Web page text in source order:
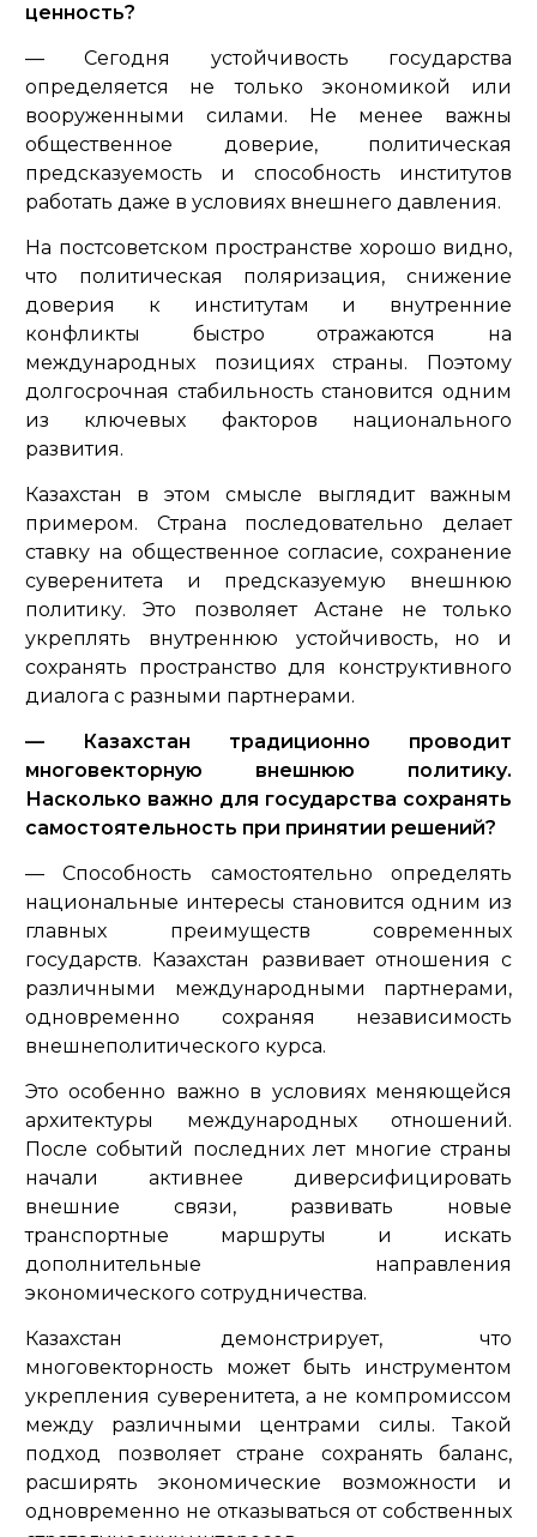
ценность?
— Сегодня устойчивость государства
определяется не только экономикой или
вооруженными силами. Не менее важны
общественное доверие, политическая
предсказуемость и способность институтов
работать даже в условиях внешнего давления.
На постсоветском пространстве хорошо видно,
что политическая поляризация, снижение
доверия к институтам и внутренние
конфликты быстро отражаются на
международных позициях страны. Поэтому
долгосрочная стабильность становится одним
из ключевых факторов национального
развития.
Казахстан в этом смысле выглядит важным
примером. Страна последовательно делает
ставку на общественное согласие, сохранение
суверенитета и предсказуемую внешнюю
политику. Это позволяет Астане не только
укреплять внутреннюю устойчивость, но и
сохранять пространство для конструктивного
диалога с разными партнерами.
— Казахстан традиционно проводит
многовекторную внешнюю политику.
Насколько важно для государства сохранять
самостоятельность при принятии решений?
— Способность самостоятельно определять
национальные интересы становится одним из
главных преимуществ современных
государств. Казахстан развивает отношения с
различными международными партнерами,
одновременно сохраняя независимость
внешнеполитического курса.
Это особенно важно в условиях меняющейся
архитектуры международных отношений.
После событий последних лет многие страны
начали активнее диверсифицировать
внешние связи, развивать новые
транспортные маршруты и искать
дополнительные направления
экономического сотрудничества.
Казахстан демонстрирует, что
многовекторность может быть инструментом
укрепления суверенитета, а не компромиссом
между различными центрами силы. Такой
подход позволяет стране сохранять баланс,
расширять экономические возможности и
одновременно не отказываться от собственных